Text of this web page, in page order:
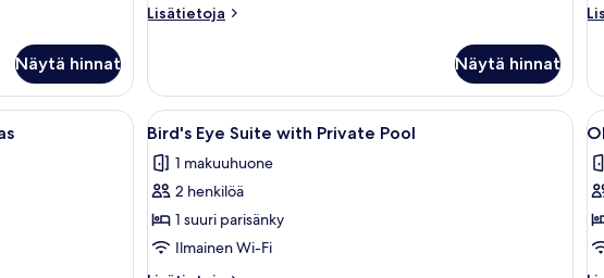
Näytä hinnat
Lisätietoja
Lisätietoja
(with
Private
pool)
Näytä hinnat
jossa on suuri sänky, sohva, seinälle asennettu televisio ja lasiliukuovi, joka johtaa
Avaa
kaikki
huonetyypin
Bird's
Eye
Suite
with
Moderni ulkoalue, jossa on uima-
10
Bird's Eye Suite with Private Pool
1 makuuhuone
2 henkilöä
1 suuri parisänky
Ilmainen Wi-Fi